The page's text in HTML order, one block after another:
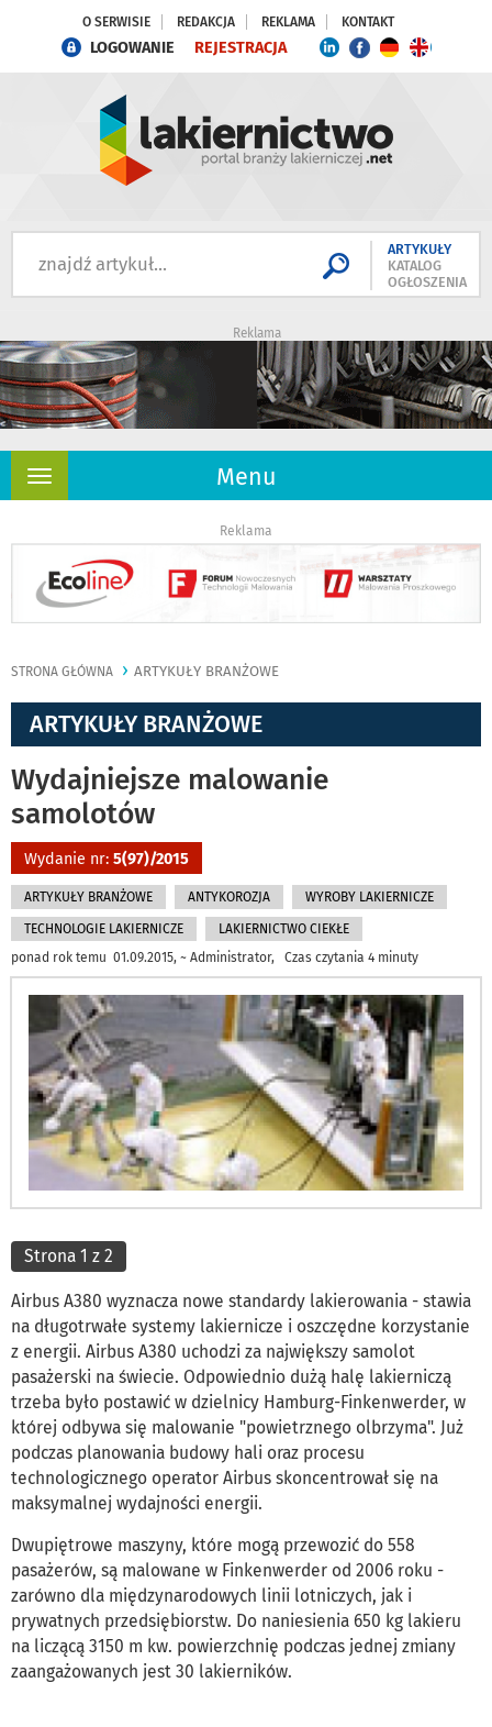
O SERWISIE REDAKCJA REKLAMA KONTAKT
LOGOWANIE REJESTRACJA
ARTYKUŁY
KATALOG
OGŁOSZENIA
Reklama
Menu
Rozwiń
Reklama
STRONA GŁÓWNA ARTYKUŁY BRANŻOWE
ARTYKUŁY BRANŻOWE
Wydajniejsze malowanie
samolotów
Wydanie nr: 5(97)/2015
ARTYKUŁY BRANŻOWE ANTYKOROZJA WYROBY LAKIERNICZE
TECHNOLOGIE LAKIERNICZE
LAKIERNICTWO CIEKŁE
ponad rok temu 01.09.2015, ~ Administrator, Czas czytania 4 minuty
Strona 1 z 2
Airbus A380 wyznacza nowe standardy lakierowania - stawia
na długotrwałe systemy lakiernicze i oszczędne korzystanie
z energii. Airbus A380 uchodzi za największy samolot
pasażerski na świecie. Odpowiednio dużą halę lakierniczą
trzeba było postawić w dzielnicy Hamburg-Finkenwerder, w
której odbywa się malowanie "powietrznego olbrzyma". Już
podczas planowania budowy hali oraz procesu
technologicznego operator Airbus skoncentrował się na
maksymalnej wydajności energii.
Dwupiętrowe maszyny, które mogą przewozić do 558
pasażerów, są malowane w Finkenwerder od 2006 roku -
zarówno dla międzynarodowych linii lotniczych, jak i
prywatnych przedsiębiorstw. Do naniesienia 650 kg lakieru
na liczącą 3150 m kw. powierzchnię podczas jednej zmiany
zaangażowanych jest 30 lakierników.